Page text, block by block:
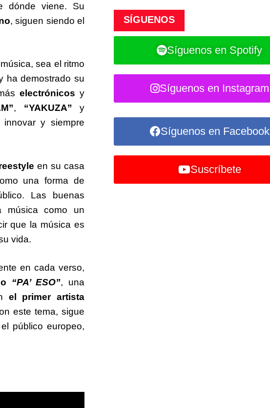
dónde viene. Su
, siguen siendo el
sea el ritmo
ha demostrado su
electrónicos y
, “YAKUZA” y
y siempre
en su casa
una forma de
Las buenas
música como un
que la música es
vida.
en cada verso,
“PA’ ESO”, una
el primer artista
este tema, sigue
público europeo,
SÍGUENOS
Síguenos en Spotify
Síguenos en Instagram
Síguenos en Facebook
Suscríbete